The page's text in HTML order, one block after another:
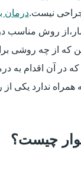
نیست.درمان
روش مناسب
که از چه روشی
در آن اقدام به
ندارد یکی
چیست؟